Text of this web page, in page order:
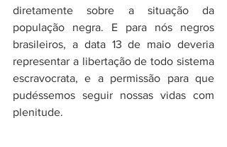
diretamente sobre a situação da
população negra. E para nós negros
brasileiros, a data 13 de maio deveria
representar a libertação de todo sistema
escravocrata, e a permissão para que
pudéssemos seguir nossas vidas com
plenitude.